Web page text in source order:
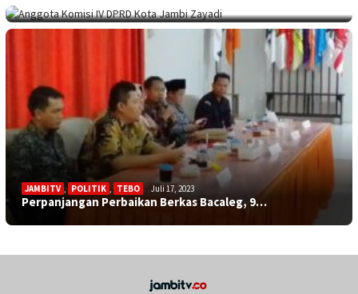
JAMBITV , POLITIK , TEBO Juli 17, 2023
Perpanjangan Perbaikan Berkas Bacaleg, 9…